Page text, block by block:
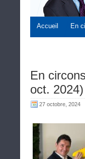
Accueil En
En
oct. 2024)
27 octobre, 2024